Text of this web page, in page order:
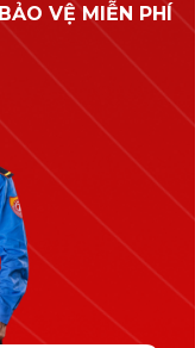
VỆ MIỄN PHÍ